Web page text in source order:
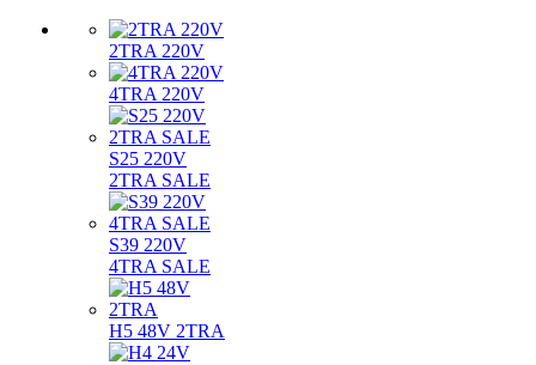
2TRA 220V
4TRA 220V
S25 220V
2TRA SALE
S39 220V
4TRA SALE
H5 48V 2TRA